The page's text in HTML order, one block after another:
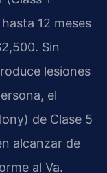
12 meses
Sin
lesiones
el
de Clase 5
alcanzar de
al Va.